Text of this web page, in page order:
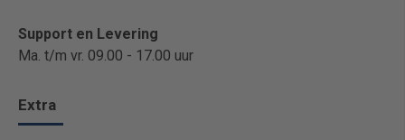
Support en Levering
Ma. t/m vr. 09.00 - 17.00 uur
Extra